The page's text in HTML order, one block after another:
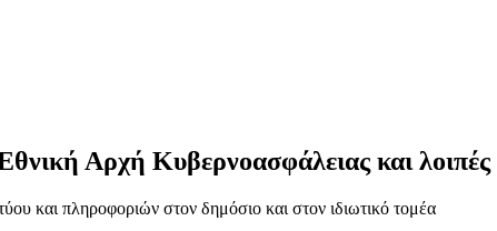
Αρχή Κυβερνοασφάλειας και λοιπές
και πληροφοριών στον δημόσιο και στον ιδιωτικό τομέα